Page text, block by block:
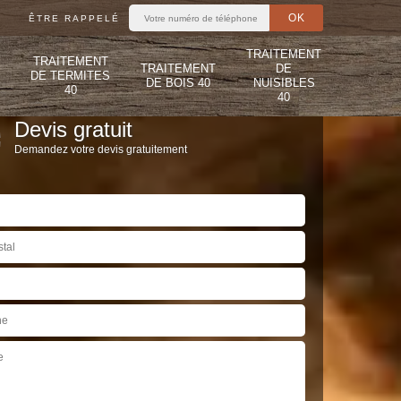
ÊTRE RAPPELÉ
TRAITEMENT
DE TERMITES
40
TRAITEMENT
DE BOIS 40
TRAITEMENT
DE
NUISIBLES
40
Devis gratuit
Demandez votre devis gratuitement